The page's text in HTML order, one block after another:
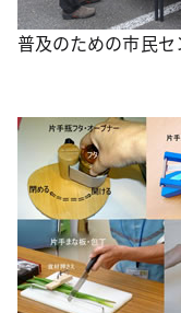
普及のための市民